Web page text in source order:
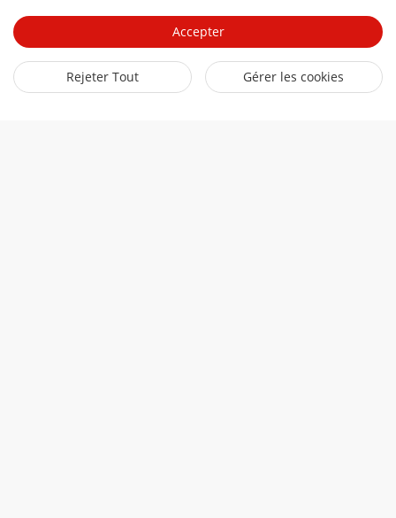
Download AcuSeek Brochure
Accepter
Rejeter Tout Gérer les cookies